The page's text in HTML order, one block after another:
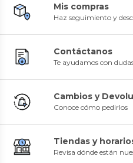
Mis compras
Haz seguimiento y
Contáctanos
Te ayudamos con
Cambios y
Conoce cómo pedirlos
Tiendas y
Revisa dónde están